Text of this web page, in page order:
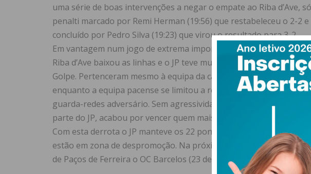
uma série de boas intervenções a negar o empate ao Riba d’Ave,
penalti marcado por Remi Herman (19:56) que restabeleceu o 2-2
concluído por Pedro Silva (19:23) que virou o resultado para 3-2.
Em vantagem num jogo de extrema importância para a sua
Riba d’Ave baixou as linhas e o JP teve muitas dificuldades em
Golpe. Pertenceram mesmo à equipa da casa as melhores
enquanto a equipa pacense se limitou a remates de longa
guarda-redes adversário. Sem agressividade no jogo e com tão
parte do JP, acabou por vencer quem mais fez por isso.
Com esta derrota o JP manteve os 22 pontos na classificação (8º
estão em zona de despromoção. Na próxima jornada o Juventude
de Paços de Ferreira o OC Barcelos (23 de março).